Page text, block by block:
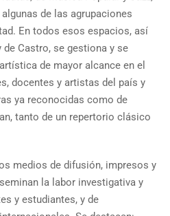
de las agrupaciones
En todos esos espacios, así
Castro, se gestiona y se
de mayor alcance en el
docentes y artistas del país y
ya reconocidas como de
tanto de un repertorio clásico
medios de difusión, impresos y
la labor investigativa y
y estudiantes, y de